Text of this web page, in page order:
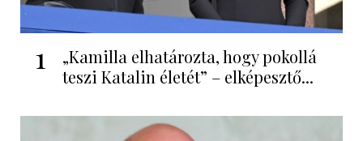
1
„Kamilla elhatározta, hogy pokollá
teszi Katalin életét” – elképesztő...